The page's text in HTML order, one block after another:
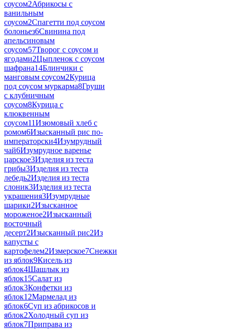
соусом2Абрикосы с
ванильным
соусом2Спагетти под соусом
болоньез6Свинина под
апельсиновым
соусом57Творог с соусом и
ягодами2Цыпленок с соусом
шафрана14Блинчики с
манговым соусом2Курица
под соусом муркарма8Груши
с клубничным
соусом8Курица с
клюквенным
соусом11Изюмовый хлеб с
ромом6Изысканный рис по-
императорски4Изумрудный
чай6Изумрудное варенье
царское3Изделия из теста
грибы3Изделия из теста
лебедь2Изделия из теста
слоник3Изделия из теста
украшения3Изумрудные
шарики2Изысканное
мороженое2Изысканный
восточный
десерт2Изысканный рис2Из
капусты с
картофелем2Измерское7Снежки
из яблок9Кисель из
яблок4Шашлык из
яблок15Салат из
яблок3Конфетки из
яблок12Мармелад из
яблок6Суп из абрикосов и
яблок2Холодный суп из
яблок7Приправа из